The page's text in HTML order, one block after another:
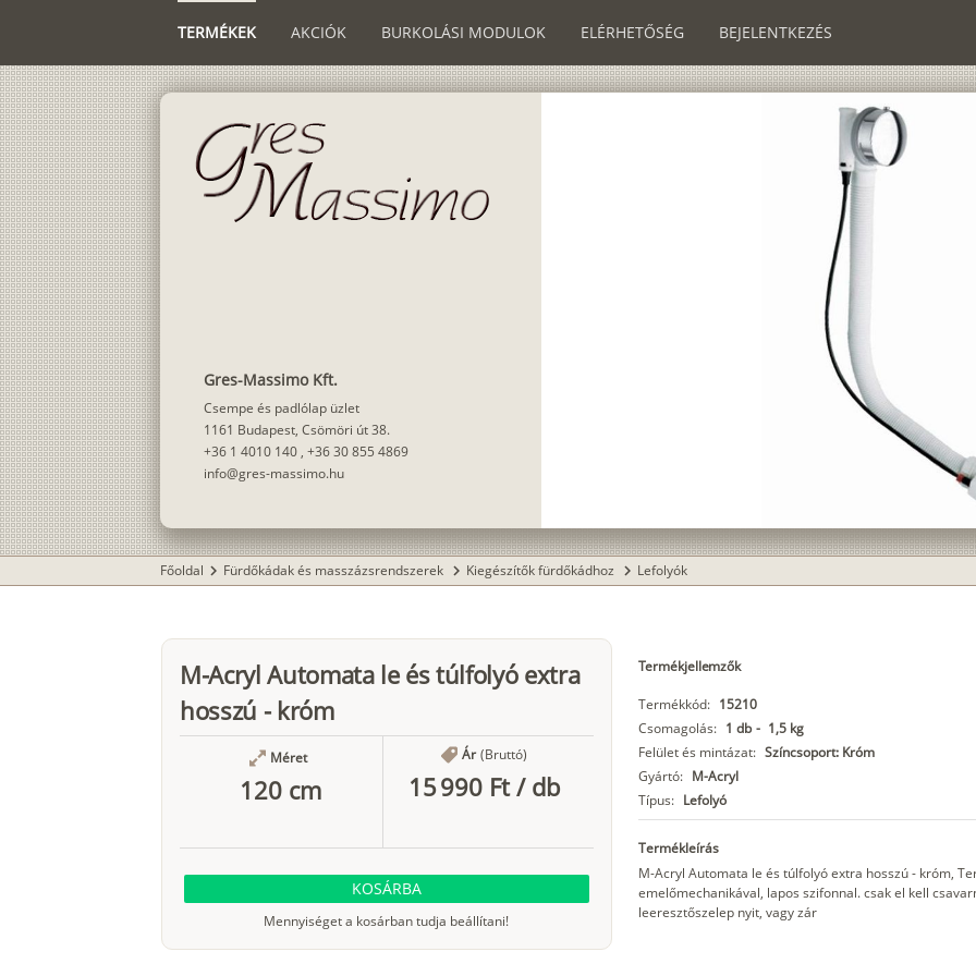
TERMÉKEK AKCIÓK BURKOLÁSI MODULOK ELÉRHETŐSÉG BEJELENTKEZÉS
Gres-Massimo Kft.
Csempe és padlólap üzlet
1161 Budapest, Csömöri út 38.
+36 1 4010 140 , +36 30 855 4869
info@gres-massimo.hu
Főoldal chevron_right Fürdőkádak és masszázsrendszerek chevron_right Kiegészítők fürdőkádhoz chevron_right Lefolyók
M-Acryl Automata le és túlfolyó extra
hosszú - króm
Méret
120 cm
Ár (Bruttó)
15 990 Ft/ db
KOSÁRBA
Mennyiséget a kosárban tudja beállítani!
Termékjellemzők
Termékkód: 15210
Csomagolás: 1 db - 1,5 kg
Felület és mintázat: Színcsoport: Króm
Gyártó: M-Acryl
Típus: Lefolyó
Termékleírás
M-Acryl Automata le és túlfolyó extra hosszú - króm,
emelőmechanikával, lapos szifonnal. csak el kell
leeresztőszelep nyit, vagy zár